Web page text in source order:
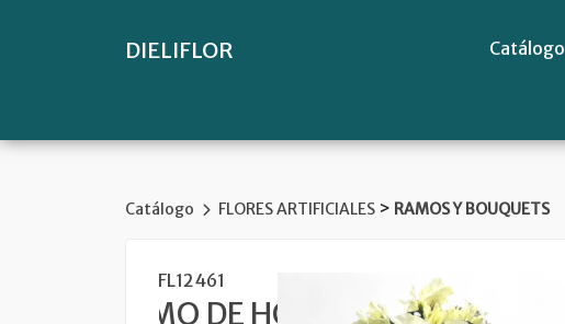
DIELIFLOR Catálogo
Catálogo FLORES ARTIFICIALES > RAMOS Y BOUQUETS